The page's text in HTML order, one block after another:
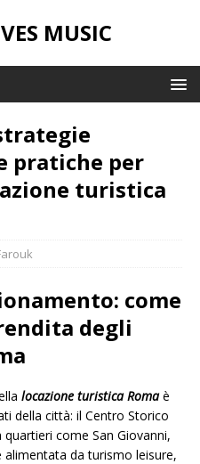
MUSIC
pratiche per
turistica
come
degli
locazione turistica Romaè
della città: il Centro Storico
come San Giovanni,
da turismo leisure,